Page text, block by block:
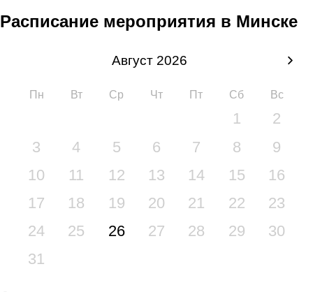
Расписание мероприятия в Минске
Август 2026
Пн Вт Ср Чт Пт Сб Вс
1
2
3
4 5 6 7 8
9
10
11 12 13 14 15
16
17
18 19 20 21 22
23
24
25 26 27 28 29
30
31